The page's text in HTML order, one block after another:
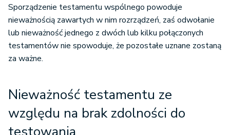
Sporządzenie testamentu wspólnego powoduje
nieważnością zawartych w nim rozrządzeń, zaś odwołanie
lub nieważność jednego z dwóch lub kilku połączonych
testamentów nie spowoduje, że pozostałe uznane zostaną
za ważne.
Nieważność testamentu ze
względu na brak zdolności do